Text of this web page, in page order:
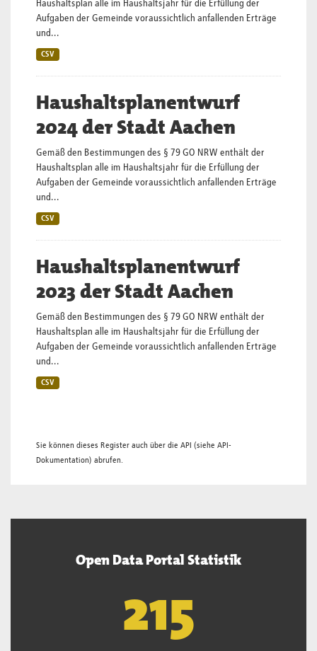
Haushaltsplan alle im Haushaltsjahr für die Erfüllung der
Aufgaben der Gemeinde voraussichtlich anfallenden Erträge
und...
CSV
Haushaltsplanentwurf
2024 der Stadt Aachen
Gemäß den Bestimmungen des § 79 GO NRW enthält der
Haushaltsplan alle im Haushaltsjahr für die Erfüllung der
Aufgaben der Gemeinde voraussichtlich anfallenden Erträge
und...
CSV
Haushaltsplanentwurf
2023 der Stadt Aachen
Gemäß den Bestimmungen des § 79 GO NRW enthält der
Haushaltsplan alle im Haushaltsjahr für die Erfüllung der
Aufgaben der Gemeinde voraussichtlich anfallenden Erträge
und...
CSV
Sie können dieses Register auch über die API (siehe API-
Dokumentation) abrufen.
Open Data Portal Statistik
218